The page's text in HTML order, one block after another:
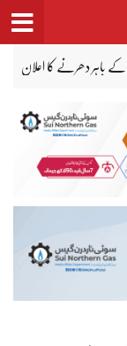
فیصلہ کالعدم قرار